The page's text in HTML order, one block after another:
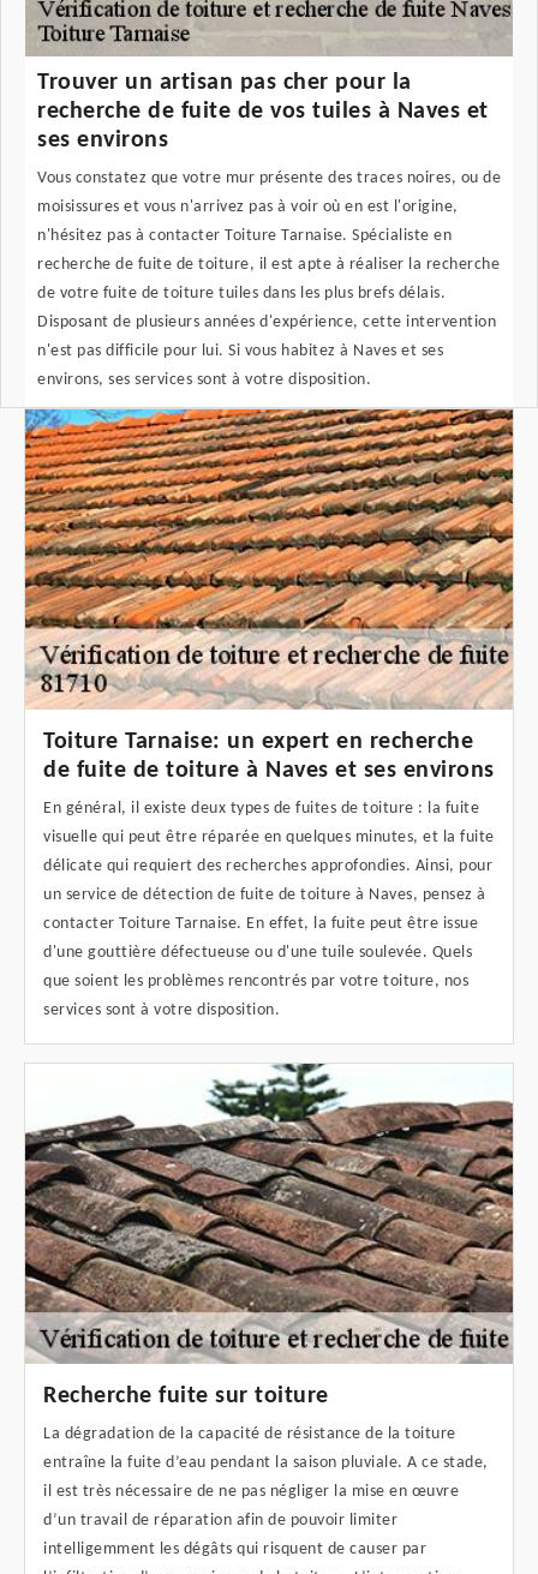
Trouver un artisan pas cher pour la
recherche de fuite de vos tuiles à Naves et
ses environs
Vous constatez que votre mur présente des traces noires, ou de
moisissures et vous n'arrivez pas à voir où en est l'origine,
n'hésitez pas à contacter Toiture Tarnaise. Spécialiste en
recherche de fuite de toiture, il est apte à réaliser la recherche
de votre fuite de toiture tuiles dans les plus brefs délais.
Disposant de plusieurs années d'expérience, cette intervention
n'est pas difficile pour lui. Si vous habitez à Naves et ses
environs, ses services sont à votre disposition.
Toiture Tarnaise: un expert en recherche
de fuite de toiture à Naves et ses environs
En général, il existe deux types de fuites de toiture : la fuite
visuelle qui peut être réparée en quelques minutes, et la fuite
délicate qui requiert des recherches approfondies. Ainsi, pour
un service de détection de fuite de toiture à Naves, pensez à
contacter Toiture Tarnaise. En effet, la fuite peut être issue
d'une gouttière défectueuse ou d'une tuile soulevée. Quels
que soient les problèmes rencontrés par votre toiture, nos
services sont à votre disposition.
Recherche fuite sur toiture
La dégradation de la capacité de résistance de la toiture
entraîne la fuite d’eau pendant la saison pluviale. A ce stade,
il est très nécessaire de ne pas négliger la mise en œuvre
d’un travail de réparation afin de pouvoir limiter
intelligemment les dégâts qui risquent de causer par